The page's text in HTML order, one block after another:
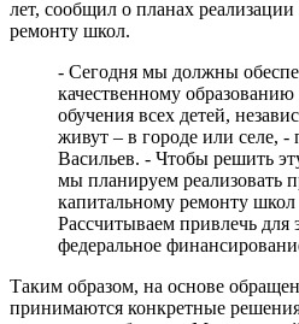
лет, сообщил о планах
ремонту школ.
- Сегодня мы должны
качественному образованию
обучения всех детей,
живут – в городе или селе, -
Васильев. - Чтобы решить
мы планируем реализовать
капитальному ремонту школ
Рассчитываем привлечь для
федеральное
Таким образом, на основе
принимаются конкретные